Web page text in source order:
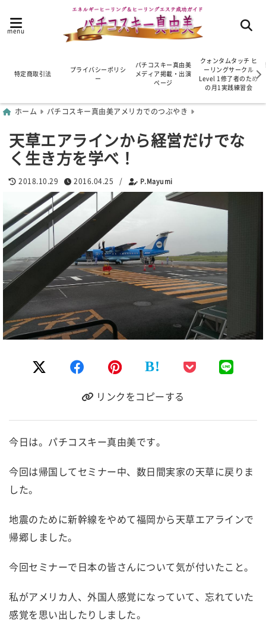
menu
特定商取引法
プライバシーポリシ
ー
パチコスキー真由美
メディア掲載・出演
ページ
クォンタムタッチ ヒ
ーリングサークル
Level 1修了者のため
の月1実践練習会
ホーム パチコスキー真由美アメリカでのつぶやき
天草エアラインから経営だけでな
く生き方を学べ！
2018.10.29 2016.04.25 / P.Mayumi
B!
リンクをコピーする
今日は。パチコスキー真由美です。
今回は帰国してセミナー中、数日間実家の天草に戻りま
した。
地震のために新幹線をやめて福岡から天草エアラインで
帰郷しました。
今回セミナーで日本の皆さんについて気が付いたこと。
私がアメリカ人、外国人感覚になっていて、忘れていた
感覚を思い出したりしました。